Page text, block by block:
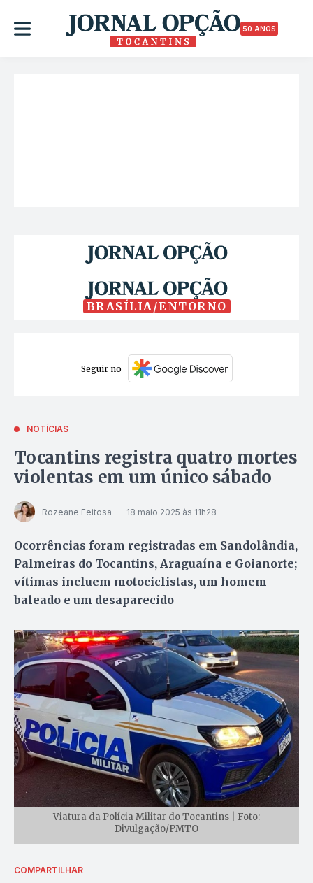
50 ANOS
BRASÍLIA/ENTORNO
Seguir no
NOTÍCIAS
Tocantins registra quatro mortes
violentas em um único sábado
Rozeane Feitosa 18 maio 2025 às 11h28
Ocorrências foram registradas em Sandolândia,
Palmeiras do Tocantins, Araguaína e Goianorte;
vítimas incluem motociclistas, um homem
baleado e um desaparecido
Viatura da Polícia Militar do Tocantins | Foto:
Divulgação/PMTO
COMPARTILHAR